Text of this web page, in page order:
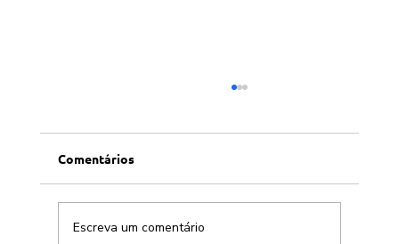
Comentários
Escreva um comentário